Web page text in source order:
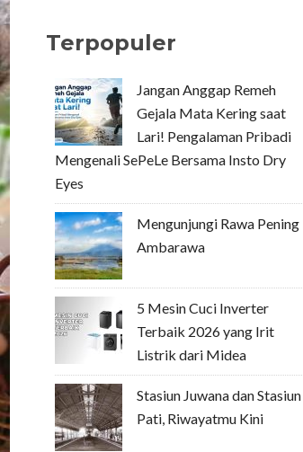
Terpopuler
Jangan Anggap Remeh
Gejala Mata Kering saat
Lari! Pengalaman Pribadi
Mengenali SePeLe Bersama Insto Dry
Eyes
Mengunjungi Rawa Pening
Ambarawa
5 Mesin Cuci Inverter
Terbaik 2026 yang Irit
Listrik dari Midea
Stasiun Juwana dan Stasiun
Pati, Riwayatmu Kini